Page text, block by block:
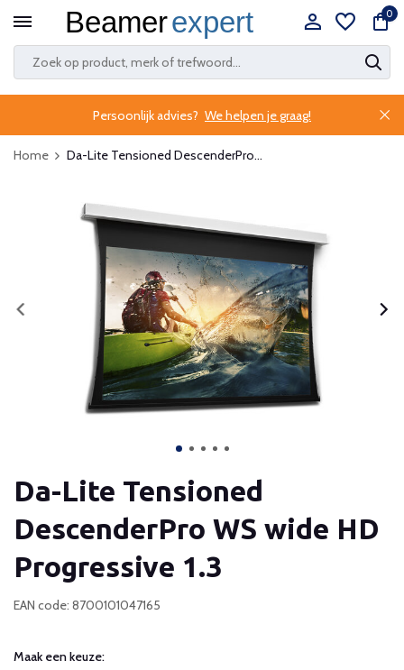
0
Persoonlijk advies? We helpen je graag!
Home Da-Lite Tensioned DescenderPro...
Da-Lite Tensioned
DescenderPro WS wide HD
Progressive 1.3
EAN code: 8700101047165
Maak een keuze: